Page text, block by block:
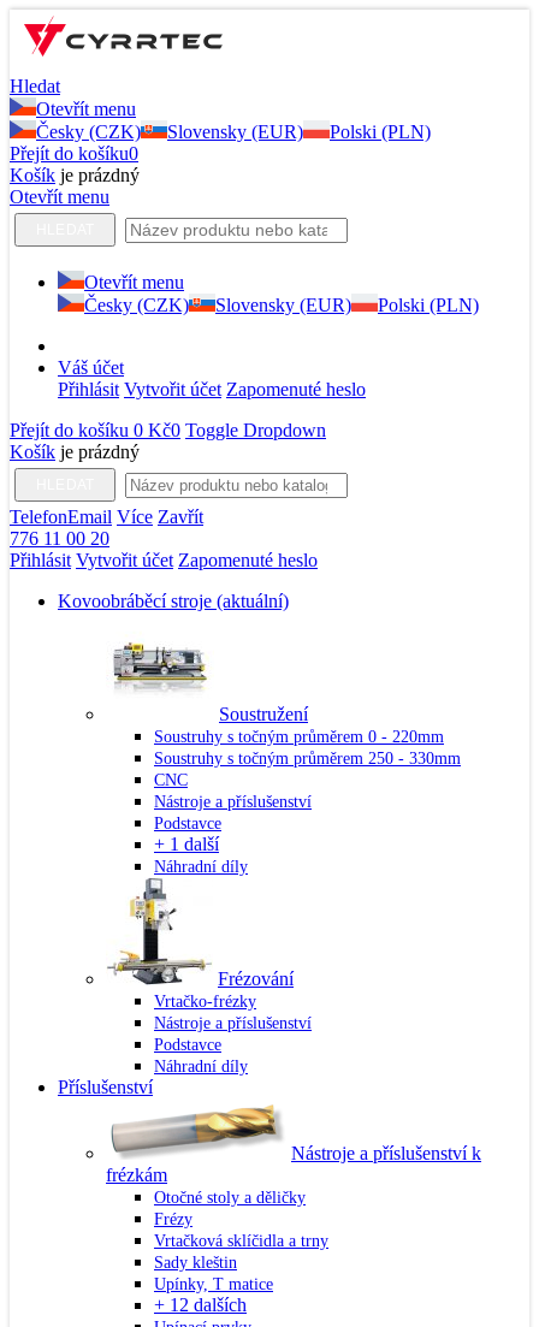
Hledat
Otevřít menu
Česky (CZK)
Slovensky (EUR)
Polski (PLN)
Přejít do košíku0
Košík je prázdný
Otevřít menu
Otevřít menu
Česky (CZK)
Slovensky (EUR) Polski (PLN)
Váš účet
Přihlásit Vytvořit účet Zapomenuté heslo
Přejít do košíku 0 Kč0 Toggle Dropdown
Košík je prázdný
TelefonEmail Více Zavřít
776 11 00 20
Přihlásit Vytvořit účet Zapomenuté heslo
Kovoobráběcí stroje (aktuální)
Soustružení
Soustruhy s točným průměrem 0 - 220mm
Soustruhy s točným průměrem 250 - 330mm
CNC
Nástroje a příslušenství
Podstavce
+ 1 další
Náhradní díly
Frézování
Vrtačko-frézky
Nástroje a příslušenství
Podstavce
Náhradní díly
Příslušenství
Nástroje a příslušenství k
frézkám
Otočné stoly a děličky
Frézy
Vrtačková sklíčidla a trny
Sady kleštin
Upínky, T matice
+ 12 dalších